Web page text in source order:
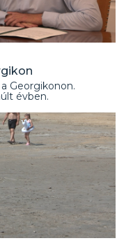
Georgikonon.
évben.